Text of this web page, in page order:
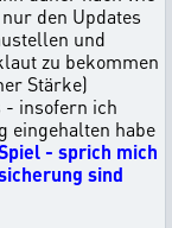
den Updates
und
zu bekommen
Stärke)
- insofern ich
eingehalten habe
- sprich mich
sind